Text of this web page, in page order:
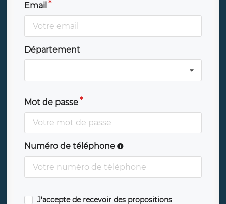
Email
Département
Mot de passe
Numéro de téléphone
J'accepte de recevoir des propositions